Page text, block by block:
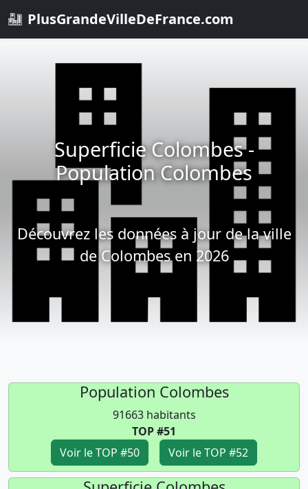
PlusGrandeVilleDeFrance.com
Superficie Colombes -
Population Colombes
Découvrez les données à jour de la ville
de Colombes en 2026
Population Colombes
91663 habitants
TOP #51
Voir le TOP #50
Voir le TOP #52